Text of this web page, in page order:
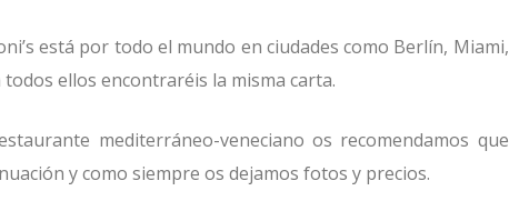
está por todo el mundo en ciudades como Berlín, Miami,
ellos encontraréis la misma carta.
mediterráneo-veneciano os recomendamos que
y como siempre os dejamos fotos y precios.